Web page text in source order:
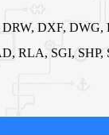
DXF, DWG,
RLA, SGI,